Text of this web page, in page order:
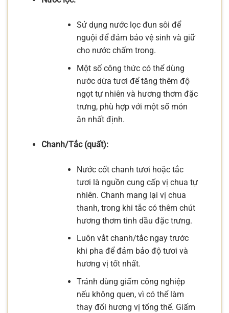
Sử dụng nước lọc đun sôi để
nguội để đảm bảo vệ sinh và giữ
cho nước chấm trong.
Một số công thức có thể dùng
nước dừa tươi để tăng thêm độ
ngọt tự nhiên và hương thơm đặc
trưng, phù hợp với một số món
ăn nhất định.
Chanh/Tắc (quất):
Nước cốt chanh tươi hoặc tắc
tươi là nguồn cung cấp vị chua tự
nhiên. Chanh mang lại vị chua
thanh, trong khi tắc có thêm chút
hương thơm tinh dầu đặc trưng.
Luôn vắt chanh/tắc ngay trước
khi pha để đảm bảo độ tươi và
hương vị tốt nhất.
Tránh dùng giấm công nghiệp
nếu không quen, vì có thể làm
thay đổi hương vị tổng thể. Giấm